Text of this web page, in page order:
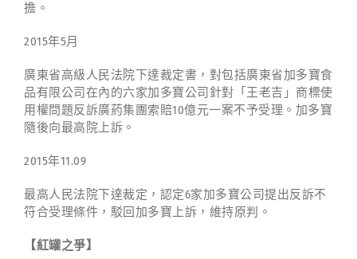
擔。
2015年5月
廣東省高級人民法院下達裁定書，對包括廣東省加多寶食
品有限公司在內的六家加多寶公司針對「王老吉」商標使
用權問題反訴廣葯集團索賠10億元一案不予受理。加多寶
隨後向最高院上訴。
2015年11.09
最高人民法院下達裁定，認定6家加多寶公司提出反訴不
符合受理條件，駁回加多寶上訴，維持原判。
【紅罐之爭】